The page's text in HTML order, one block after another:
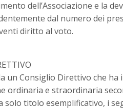
dell’Associazione e la
dal numero dei
diritto al voto.
un Consiglio Direttivo che
ordinaria e straordinaria
titolo esemplificativo, i